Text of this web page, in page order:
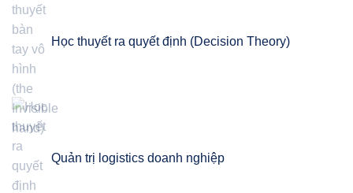
Học thuyết ra quyết định (Decision Theory)
Quản trị logistics doanh nghiệp